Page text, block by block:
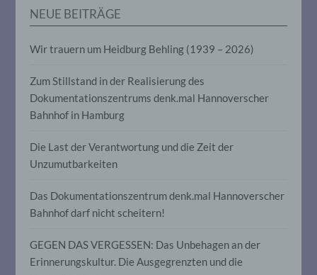
NEUE BEITRÄGE
Wir trauern um Heidburg Behling (1939 – 2026)
Zum Stillstand in der Realisierung des
Dokumentationszentrums denk.mal Hannoverscher
Bahnhof in Hamburg
Die Last der Verantwortung und die Zeit der
Unzumutbarkeiten
Das Dokumentationszentrum denk.mal Hannoverscher
Bahnhof darf nicht scheitern!
GEGEN DAS VERGESSEN: Das Unbehagen an der
Erinnerungskultur. Die Ausgegrenzten und die
insbesondere, um Aspekte bezüglich
Arbeitsleistung, wirtschaftlicher Lage,
Interessen, Zuverlässigkeit, Verhalten,
natürlichen Person zu analysieren oder
Pseudonymisierung ist die Verarbeitung
auf welche die personenbezogenen Daten
ohne Hinzuziehung zusätzlicher
Informationen nicht mehr einer
zugeordnet werden können, sofern diese
zusätzlichen Informationen gesondert
aufbewahrt werden und technischen und